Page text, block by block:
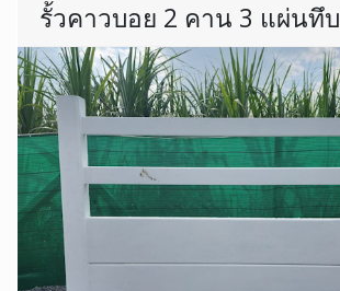
รั้วคาวบอย 2 คาน 3 แผ่นทึบ